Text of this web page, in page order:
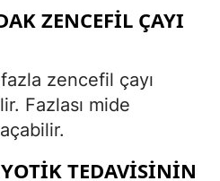
ZENCEFIL ÇAYI
zencefil çayı
Fazlası mide
TEDAVISININ